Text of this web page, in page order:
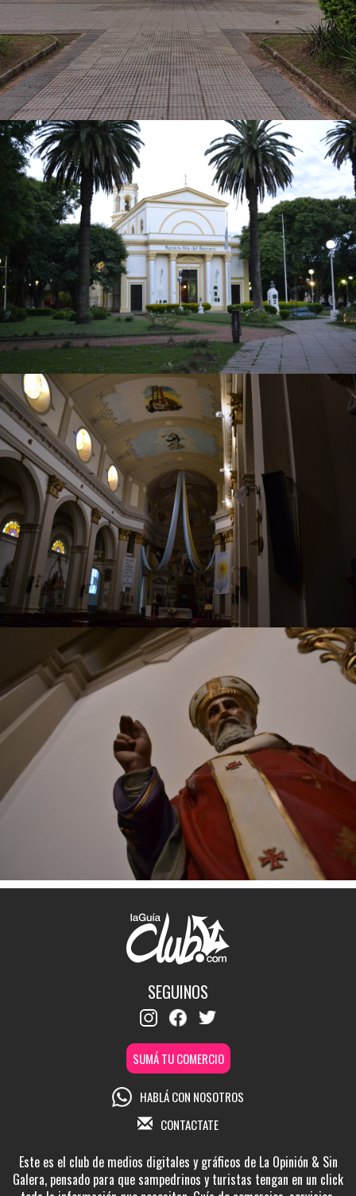
SEGUINOS
SUMÁ TU COMERCIO
HABLÁ CON NOSOTROS
CONTACTATE
Este es el club de medios digitales y gráficos de La Opinión & Sin
Galera, pensado para que sampedrinos y turistas tengan en un click